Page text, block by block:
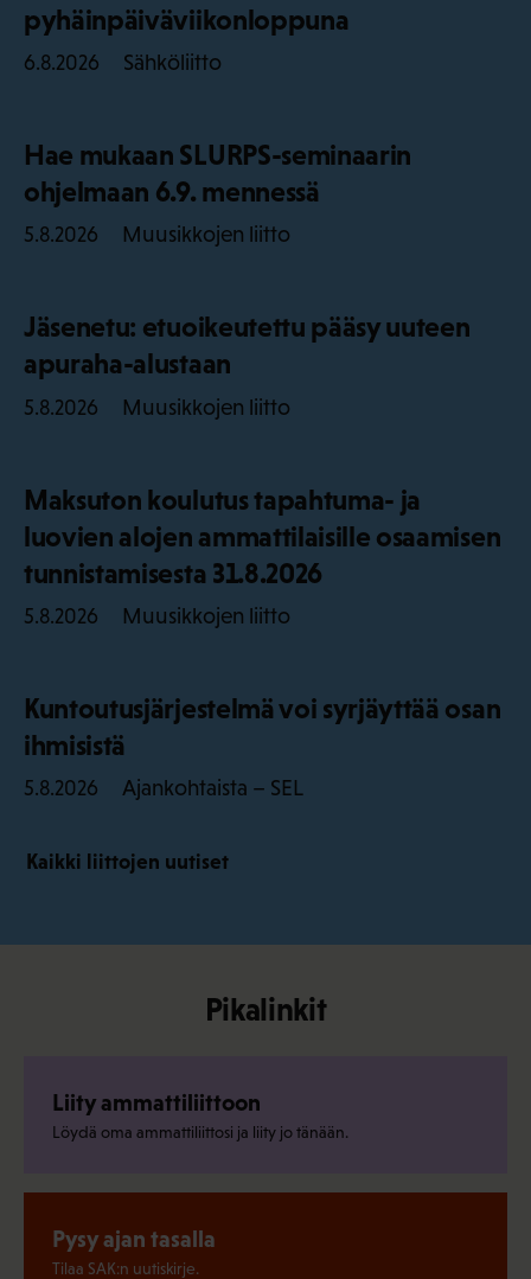
pyhäinpäiväviikonloppuna
6.8.2026 Sähköliitto
Hae mukaan SLURPS-seminaarin
ohjelmaan 6.9. mennessä
5.8.2026 Muusikkojen liitto
Jäsenetu: etuoikeutettu pääsy uuteen
apuraha-alustaan
5.8.2026 Muusikkojen liitto
Maksuton koulutus tapahtuma- ja
luovien alojen ammattilaisille osaamisen
tunnistamisesta 31.8.2026
5.8.2026 Muusikkojen liitto
Kuntoutusjärjestelmä voi syrjäyttää osan
ihmisistä
5.8.2026 Ajankohtaista – SEL
Kaikki liittojen uutiset
Pikalinkit
Liity ammattiliittoon
Löydä oma ammattiliittosi ja liity jo tänään.
Pysy ajan tasalla
Tilaa SAK:n uutiskirje.